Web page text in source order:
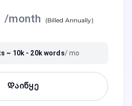
/month (Billed Annually)
~ 10k - 20kwords/ mo
Დაიწყე